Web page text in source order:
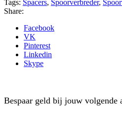
Tags: Spacers, Spoorverbreder,
Share:
Facebook
VK
Pinterest
Linkedin
Skype
Bespaar geld bij jouw volgende